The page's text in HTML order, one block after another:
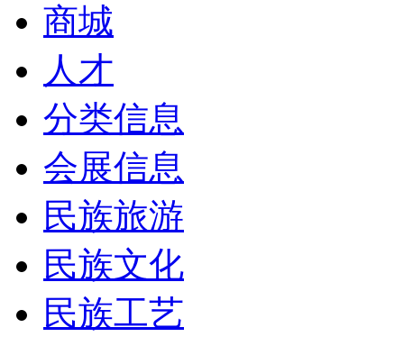
商城
人才
分类信息
会展信息
民族旅游
民族文化
民族工艺